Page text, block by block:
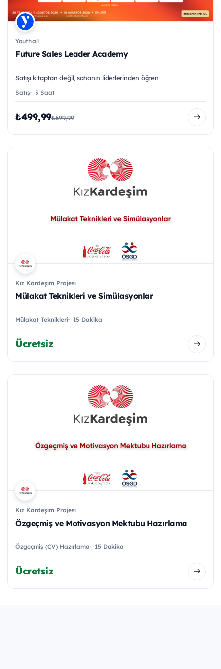
Youthall
Future Sales Leader Academy
Satışı kitaptan değil, sahanın liderlerinden öğren
Satış 3 Saat
₺499,99₺699,99
Kız Kardeşim Projesi
Mülakat Teknikleri ve Simülasyonlar
Mülakat Teknikleri 15 Dakika
Ücretsiz
Kız Kardeşim Projesi
Özgeçmiş ve Motivasyon Mektubu Hazırlama
Özgeçmiş (CV) Hazırlama 15 Dakika
Ücretsiz